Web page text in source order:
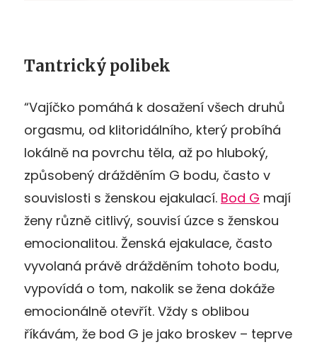
Tantrický polibek
“Vajíčko pomáhá k dosažení všech druhů
orgasmu, od klitoridálního, který probíhá
lokálně na povrchu těla, až po hluboký,
způsobený drážděním G bodu, často v
souvislosti s ženskou ejakulací. Bod G mají
ženy různě citlivý, souvisí úzce s ženskou
emocionalitou. Ženská ejakulace, často
vyvolaná právě drážděním tohoto bodu,
vypovídá o tom, nakolik se žena dokáže
emocionálně otevřít. Vždy s oblibou
říkávám, že bod G je jako broskev – teprve